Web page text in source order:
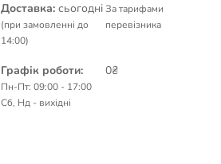
Доставка: сьогодні
(при замовленні до
14:00)
За тарифами
перевізника
Графік роботи:
Пн-Пт: 09:00 - 17:00
Сб, Нд - вихідні
0₴